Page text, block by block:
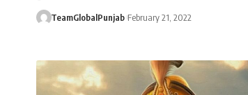
TeamGlobalPunjab February 21, 2022